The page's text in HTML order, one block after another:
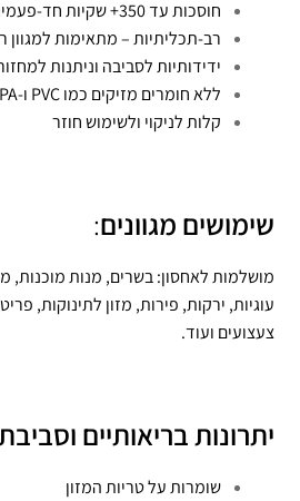
חוסכות עד 350+ שקיות חד-פעמיות
רב-תכליתיות – מתאימות למגוון
ידידותיות לסביבה וניתנות
ללא חומרים מזיקים כמו PVC ו-BPA
קלות לניקוי ולשימוש חוזר
שימושים מגוונים:
מושלמות לאחסון: בשרים, מנות מוכנות,
עוגיות, ירקות, פירות, מזון לתינוקות,
צעצועים ועוד.
יתרונות בריאותיים
שומרות על טריות המזון